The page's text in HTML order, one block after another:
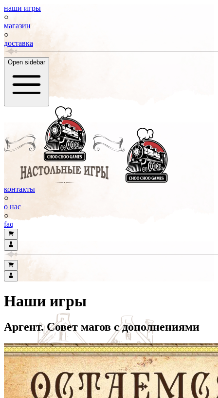
наши игры
○
магазин
○
доставка
Open sidebar
контакты
○
о нас
○
faq
Наши игры
Аргент. Совет магов с дополнениями